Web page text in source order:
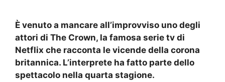
È venuto a mancare all’improvviso uno degli
attori di The Crown, la famosa serie tv di
Netflix che racconta le vicende della corona
britannica. L’interprete ha fatto parte dello
spettacolo nella quarta stagione.